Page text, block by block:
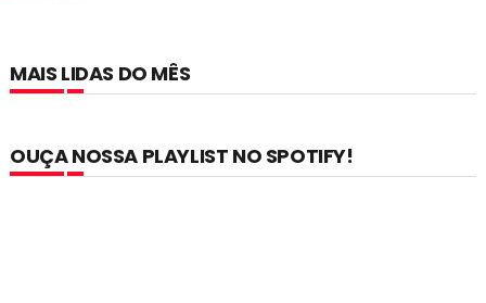
MAIS LIDAS DO MÊS
OUÇA NOSSA PLAYLIST NO SPOTIFY!